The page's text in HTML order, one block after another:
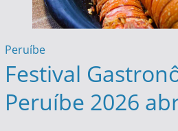
Peruíbe
Festival
Peruíbe 2026